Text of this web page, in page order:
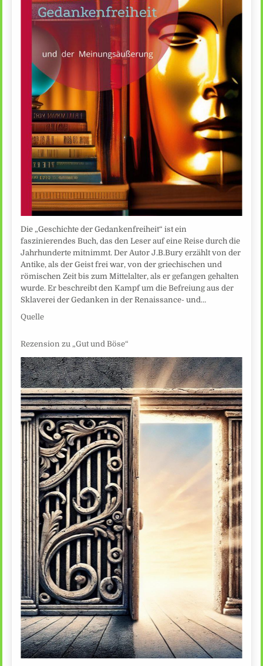
Die „Geschichte der Gedankenfreiheit“ ist ein
faszinierendes Buch, das den Leser auf eine Reise durch die
Jahrhunderte mitnimmt. Der Autor J.B.Bury erzählt von der
Antike, als der Geist frei war, von der griechischen und
römischen Zeit bis zum Mittelalter, als er gefangen gehalten
wurde. Er beschreibt den Kampf um die Befreiung aus der
Sklaverei der Gedanken in der Renaissance- und…
Quelle
Rezension zu „Gut und Böse“